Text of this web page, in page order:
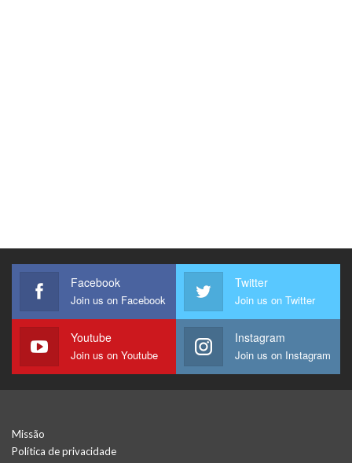
Facebook
Join us on Facebook
Twitter
Join us on Twitter
Youtube
Join us on Youtube
Instagram
Join us on Instagram
Missão
Política de privacidade